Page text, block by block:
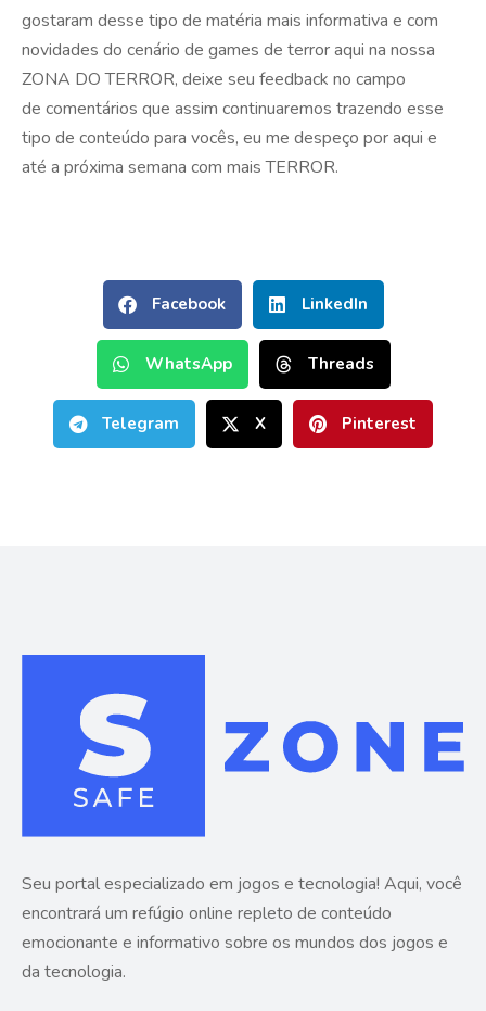
gostaram desse tipo de matéria mais informativa e com
novidades do cenário de games de terror aqui na nossa
ZONA DO TERROR, deixe seu feedback no campo
de comentários que assim continuaremos trazendo esse
tipo de conteúdo para vocês, eu me despeço por aqui e
até a próxima semana com mais TERROR.
Facebook LinkedIn
WhatsApp Threads
Telegram X Pinterest
Seu portal especializado em jogos e tecnologia! Aqui, você
encontrará um refúgio online repleto de conteúdo
emocionante e informativo sobre os mundos dos jogos e
da tecnologia.